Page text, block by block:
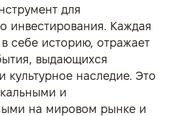
для
инвестирования. Каждая
себе историю, отражает
выдающихся
культурное наследие. Это
и
на мировом рынке и